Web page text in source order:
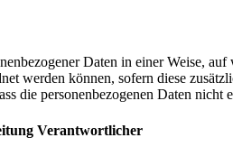
Daten in einer Weise,
werden können, sofern diese
die personenbezogenen Daten
Verantwortlicher